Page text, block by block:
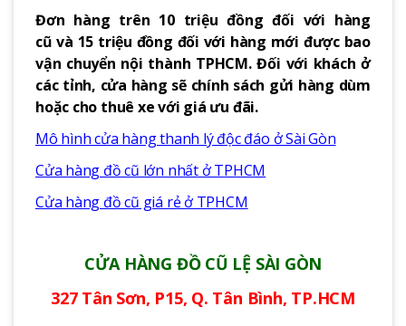
Đơn hàng trên 10 triệu đồng đối với hàng
cũ và 15 triệu đồng đối với hàng mới được bao
vận chuyển nội thành TPHCM. Đối với khách ở
các tỉnh, cửa hàng sẽ chính sách gửi hàng dùm
hoặc cho thuê xe với giá ưu đãi.
Mô hình cửa hàng thanh lý độc đáo ở Sài Gòn
Cửa hàng đồ cũ lớn nhất ở TPHCM
Cửa hàng đồ cũ giá rẻ ở TPHCM
CỬA HÀNG ĐỒ CŨ LỆ SÀI GÒN
327 Tân Sơn, P15, Q. Tân Bình, TP.HCM